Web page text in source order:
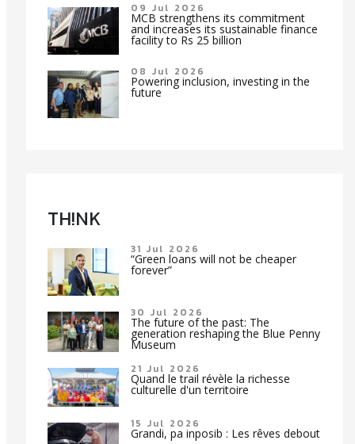
09 Jul 2026
MCB strengthens its commitment
and increases its sustainable finance
facility to Rs 25 billion
08 Jul 2026
Powering inclusion, investing in the
future
TH!NK
31 Jul 2026
“Green loans will not be cheaper
forever”
30 Jul 2026
The future of the past: The
generation reshaping the Blue Penny
Museum
21 Jul 2026
Quand le trail révèle la richesse
culturelle d'un territoire
15 Jul 2026
Grandi, pa inposib : Les rêves debout